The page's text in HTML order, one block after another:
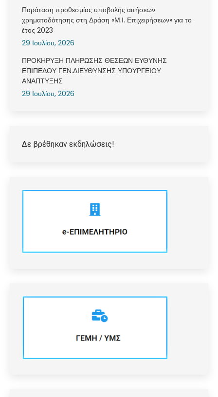
Παράταση προθεσμίας υποβολής αιτήσεων
χρηματοδότησης στη Δράση «Μ.Ι. Επιχειρήσεων» για το
έτος 2023
29 Ιουλίου, 2026
ΠΡΟΚΗΡΥΞΗ ΠΛΗΡΩΣΗΣ ΘΕΣΕΩΝ ΕΥΘΥΝΗΣ
ΕΠΙΠΕΔΟΥ ΓΕΝ.ΔΙΕΥΘΥΝΣΗΣ ΥΠΟΥΡΓΕΙΟΥ
ΑΝΑΠΤΥΞΗΣ
29 Ιουλίου, 2026
Δε βρέθηκαν εκδηλώσεις!